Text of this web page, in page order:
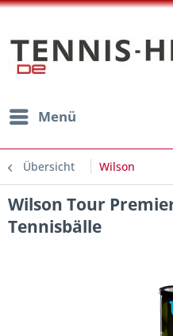
Menü
Übersicht Wilson
Wilson Tour
Tennisbälle